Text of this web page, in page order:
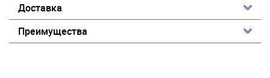
Доставка
Преимущества